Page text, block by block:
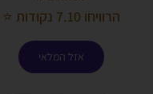
הרוויחו 7.10 נקודות ⭐
אזל המלאי